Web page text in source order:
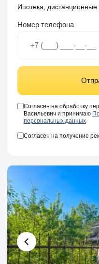
Ипотека, дистанционные
Номер телефона
Согласен на обработку
Васильевич и принимаю
персональных данных
Согласен на получение